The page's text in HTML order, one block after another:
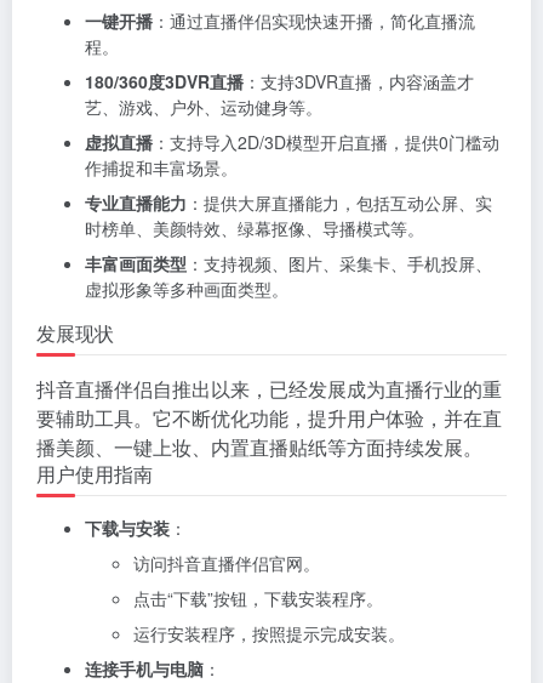
一键开播 ：通过直播伴侣实现快速开播，简化直播流
程。
180/360度3DVR直播 ：支持3DVR直播，内容涵盖才
艺、游戏、户外、运动健身等。
虚拟直播 ：支持导入2D/3D模型开启直播，提供0门槛动
作捕捉和丰富场景。
专业直播能力 ：提供大屏直播能力，包括互动公屏、实
时榜单、美颜特效、绿幕抠像、导播模式等。
丰富画面类型 ：支持视频、图片、采集卡、手机投屏、
虚拟形象等多种画面类型。
发展现状
抖音直播伴侣自推出以来，已经发展成为直播行业的重
要辅助工具。它不断优化功能，提升用户体验，并在直
播美颜、一键上妆、内置直播贴纸等方面持续发展。
用户使用指南
下载与安装 ：
访问抖音直播伴侣官网。
点击“下载”按钮，下载安装程序。
运行安装程序，按照提示完成安装。
连接手机与电脑 ：